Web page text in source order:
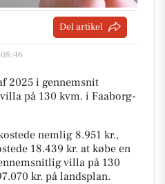
Del artikel
2025 i gennemsnit
på 130 kvm. i Faaborg-
nemlig 8.951 kr.,
18.439 kr. at købe en
villa på 130
kr. på landsplan.